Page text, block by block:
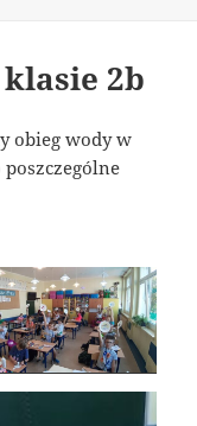
2b
obieg wody w